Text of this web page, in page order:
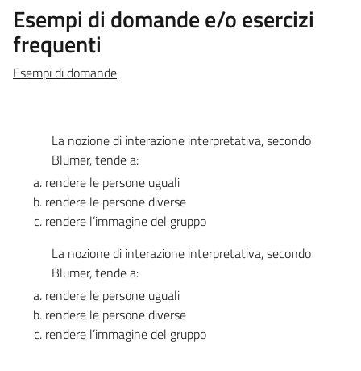
Esempi di domande e/o esercizi
frequenti
Esempi di domande
La nozione di interazione interpretativa, secondo
Blumer, tende a:
rendere le persone uguali
rendere le persone diverse
rendere l’immagine del gruppo
La nozione di interazione interpretativa, secondo
Blumer, tende a:
rendere le persone uguali
rendere le persone diverse
rendere l’immagine del gruppo